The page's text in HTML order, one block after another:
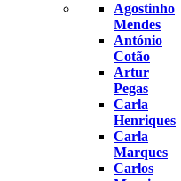
Agostinho
Mendes
António
Cotão
Artur
Pegas
Carla
Henriques
Carla
Marques
Carlos